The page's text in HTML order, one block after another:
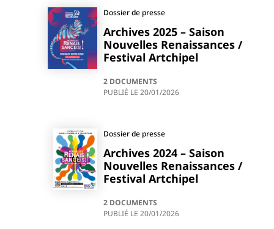
Dossier de presse
Archives 2025 – Saison
Nouvelles Renaissances /
Festival Artchipel
2 DOCUMENTS
PUBLIÉ LE 20/01/2026
Dossier de presse
Archives 2024 – Saison
Nouvelles Renaissances /
Festival Artchipel
2 DOCUMENTS
PUBLIÉ LE 20/01/2026